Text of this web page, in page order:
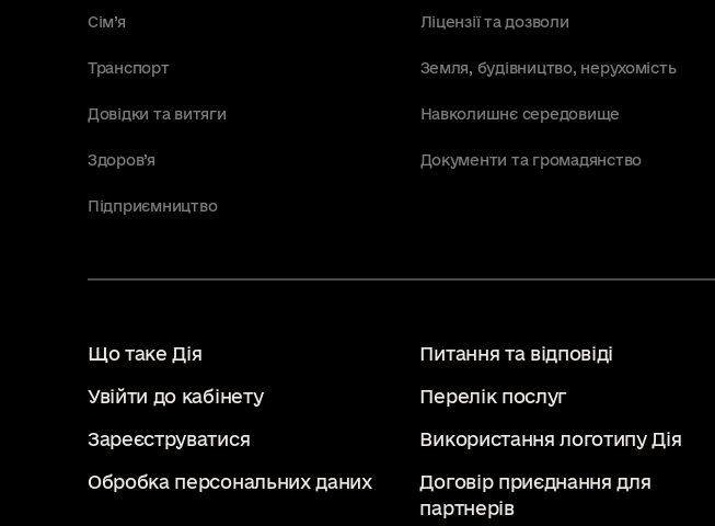
Сім’я Ліцензії та дозволи
Транспорт Земля, будівництво, нерухомість
Довідки та витяги Навколишнє середовище
Здоров’я Документи та громадянство
Підприємництво
Що таке Дія Питання та відповіді
Увійти до кабінету Перелік послуг
Зареєструватися Використання логотипу Дія
Обробка персональних даних
Договір приєднання для
партнерів